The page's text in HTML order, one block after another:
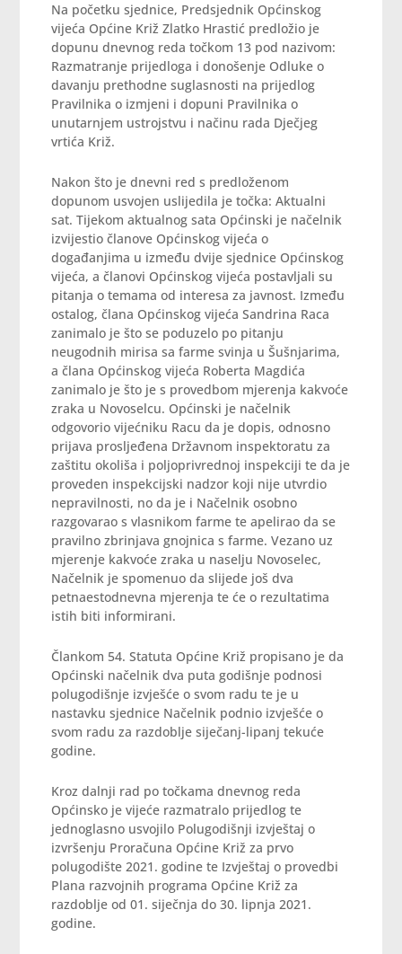
Na početku sjednice, Predsjednik Općinskog
vijeća Općine Križ Zlatko Hrastić predložio je
dopunu dnevnog reda točkom 13 pod nazivom:
Razmatranje prijedloga i donošenje Odluke o
davanju prethodne suglasnosti na prijedlog
Pravilnika o izmjeni i dopuni Pravilnika o
unutarnjem ustrojstvu i načinu rada Dječjeg
vrtića Križ.
Nakon što je dnevni red s predloženom
dopunom usvojen uslijedila je točka: Aktualni
sat. Tijekom aktualnog sata Općinski je načelnik
izvijestio članove Općinskog vijeća o
događanjima u između dvije sjednice Općinskog
vijeća, a članovi Općinskog vijeća postavljali su
pitanja o temama od interesa za javnost. Između
ostalog, člana Općinskog vijeća Sandrina Raca
zanimalo je što se poduzelo po pitanju
neugodnih mirisa sa farme svinja u Šušnjarima,
a člana Općinskog vijeća Roberta Magdića
zanimalo je što je s provedbom mjerenja kakvoće
zraka u Novoselcu. Općinski je načelnik
odgovorio vijećniku Racu da je dopis, odnosno
prijava prosljeđena Državnom inspektoratu za
zaštitu okoliša i poljoprivrednoj inspekciji te da je
proveden inspekcijski nadzor koji nije utvrdio
nepravilnosti, no da je i Načelnik osobno
razgovarao s vlasnikom farme te apelirao da se
pravilno zbrinjava gnojnica s farme. Vezano uz
mjerenje kakvoće zraka u naselju Novoselec,
Načelnik je spomenuo da slijede još dva
petnaestodnevna mjerenja te će o rezultatima
istih biti informirani.
Člankom 54. Statuta Općine Križ propisano je da
Općinski načelnik dva puta godišnje podnosi
polugodišnje izvješće o svom radu te je u
nastavku sjednice Načelnik podnio izvješće o
svom radu za razdoblje siječanj-lipanj tekuće
godine.
Kroz dalnji rad po točkama dnevnog reda
Općinsko je vijeće razmatralo prijedlog te
jednoglasno usvojilo Polugodišnji izvještaj o
izvršenju Proračuna Općine Križ za prvo
polugodište 2021. godine te Izvještaj o provedbi
Plana razvojnih programa Općine Križ za
razdoblje od 01. siječnja do 30. lipnja 2021.
godine.